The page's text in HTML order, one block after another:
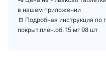
в нашем приложении
📒 Подробная инструкция
покрыт.плен.об. 15 мг 98 шт